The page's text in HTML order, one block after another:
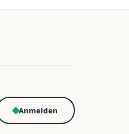
Anmelden